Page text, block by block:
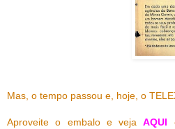
Mas, o tempo passou e, hoje, o
Aproveite o embalo e vejaAQUI